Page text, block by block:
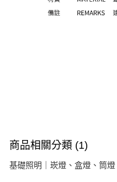
商品相關分類 (1)
基礎照明｜崁燈、盒燈、筒燈